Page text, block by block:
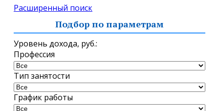
Расширенный поиск
Подбор по параметрам
Уровень дохода, руб.:
Профессия
Тип занятости
График работы